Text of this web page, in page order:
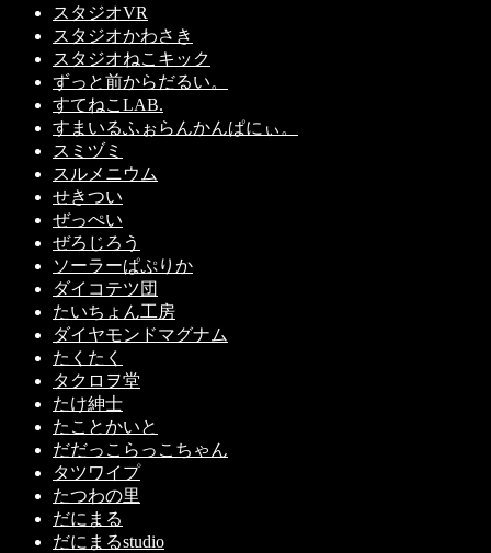
スタジオVR
スタジオかわさき
スタジオねこキック
ずっと前からだるい。
すてねこLAB.
すまいるふぉらんかんぱにぃ。
スミヅミ
スルメニウム
せきつい
ぜっぺい
ぜろじろう
ソーラーぱぷりか
ダイコテツ団
たいちょん工房
ダイヤモンドマグナム
たくたく
タクロヲ堂
たけ紳士
たことかいと
だだっこらっこちゃん
タツワイプ
たつわの里
だにまる
だにまるstudio